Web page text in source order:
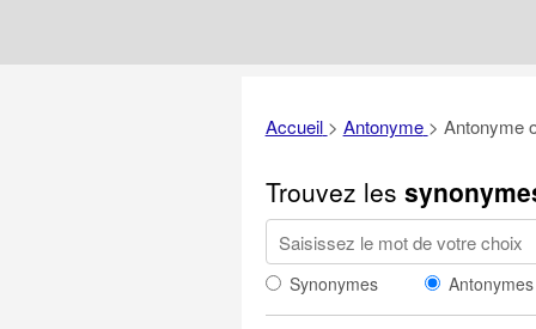
Accueil > Antonyme > Antonyme
Trouvez les
Synonymes Antonymes